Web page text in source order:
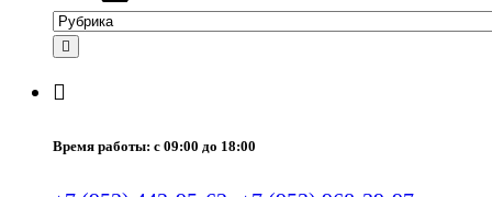
Время работы: с 09:00 до 18:00